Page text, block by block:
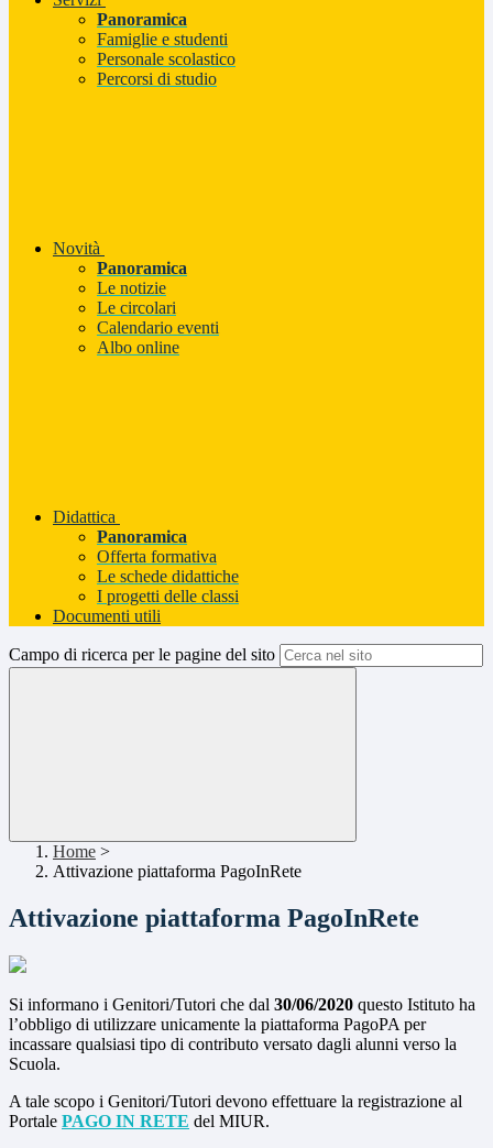
Panoramica
Famiglie e studenti
Personale scolastico
Percorsi di studio
Novità
Panoramica
Le notizie
Le circolari
Calendario eventi
Albo online
Didattica
Panoramica
Offerta formativa
Le schede didattiche
I progetti delle classi
Documenti utili
Campo di ricerca per le pagine del sito
Home >
Attivazione piattaforma PagoInRete
Attivazione piattaforma PagoInRete
Si informano i Genitori/Tutori che dal 30/06/2020 questo Istituto ha
l’obbligo di utilizzare unicamente la piattaforma PagoPA per
incassare qualsiasi tipo di contributo versato dagli alunni verso la
Scuola.
A tale scopo i Genitori/Tutori devono effettuare la registrazione al
Portale PAGO IN RETE del MIUR.